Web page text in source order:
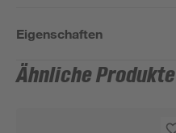
Eigenschaften
Ähnliche Produkte